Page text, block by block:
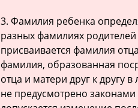
3. Фамилия ребенка
разных фамилиях
присваивается фамилия
фамилия, образованная
отца и матери друг к другу
не предусмотрено